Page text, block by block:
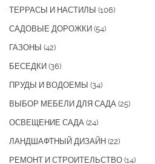
ТЕРРАСЫ И НАСТИЛЫ (106)
САДОВЫЕ ДОРОЖКИ (54)
ГАЗОНЫ (42)
БЕСЕДКИ (36)
ПРУДЫ И ВОДОЕМЫ (34)
ВЫБОР МЕБЕЛИ ДЛЯ САДА (25)
ОСВЕЩЕНИЕ САДА (24)
ЛАНДШАФТНЫЙ ДИЗАЙН (22)
РЕМОНТ И СТРОИТЕЛЬСТВО (14)